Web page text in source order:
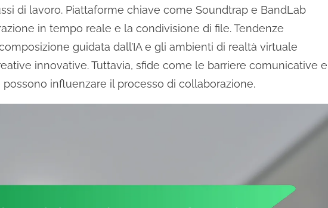
di lavoro. Piattaforme chiave come Soundtrap e BandLab
in tempo reale e la condivisione di file. Tendenze
guidata dall’IA e gli ambienti di realtà virtuale
innovative. Tuttavia, sfide come le barriere comunicative e
influenzare il processo di collaborazione.